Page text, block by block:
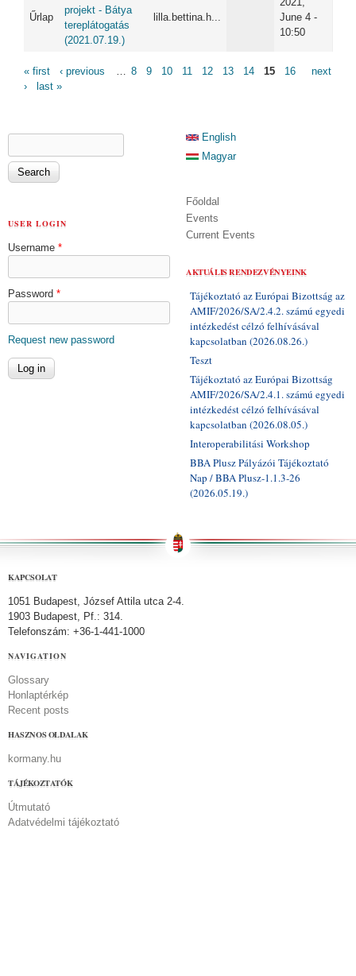
Űrlap
projekt - Bátya
tereplátogatás
(2021.07.19.)
lilla.bettina.h...
June 4 -
10:50
PAGES
« first ‹ previous … 8 9 10 11 12 13 14 15 16
next
›
last »
SEARCH FORM
USER LOGIN
Username *
Password *
Request new password
English
Magyar
Főoldal
Events
Current Events
AKTUÁLIS RENDEZVÉNYEINK
Tájékoztató az Európai Bizottság az
AMIF/2026/SA/2.4.2. számú egyedi
intézkedést célzó felhívásával
kapcsolatban (2026.08.26.)
Teszt
Tájékoztató az Európai Bizottság
AMIF/2026/SA/2.4.1. számú egyedi
intézkedést célzó felhívásával
kapcsolatban (2026.08.05.)
Interoperabilitási Workshop
BBA Plusz Pályázói Tájékoztató
Nap / BBA Plusz-1.1.3-26
(2026.05.19.)
KAPCSOLAT
1051 Budapest, József Attila utca 2-4.
1903 Budapest, Pf.: 314.
Telefonszám: +36-1-441-1000
NAVIGATION
Glossary
Honlaptérkép
Recent posts
HASZNOS OLDALAK
kormany.hu
TÁJÉKOZTATÓK
Útmutató
Adatvédelmi tájékoztató